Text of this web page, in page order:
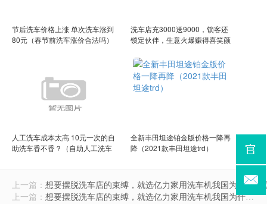
节后洗车价格上涨 单次洗车涨到
80元（春节前洗车涨价合法吗）
洗车店充3000送9000，锁客还
锁定伙伴，生意火爆赚得喜笑颜
人工洗车成本太高 10元一次的自
助洗车香不香？（自助人工洗车
全新丰田坦途铂金版价格一降再
降（2021款丰田坦途trd）
上一篇： 想要摆脱洗车店的束缚，就选亿力家用洗车机我国为什么
上一篇： 想要摆脱洗车店的束缚，就选亿力家用洗车机我国为什么要取消2元人民币？原因很简单，看完您就明白了（亿力洗车机有哪些型号和型号）